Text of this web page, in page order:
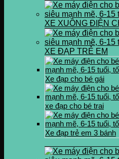
XE XUỒNG ĐIỆN
XE ĐẠP TRẺ EM
Xe đạp cho bé gái
xe đạp cho bé trai
Xe đạp trẻ em 3 bánh